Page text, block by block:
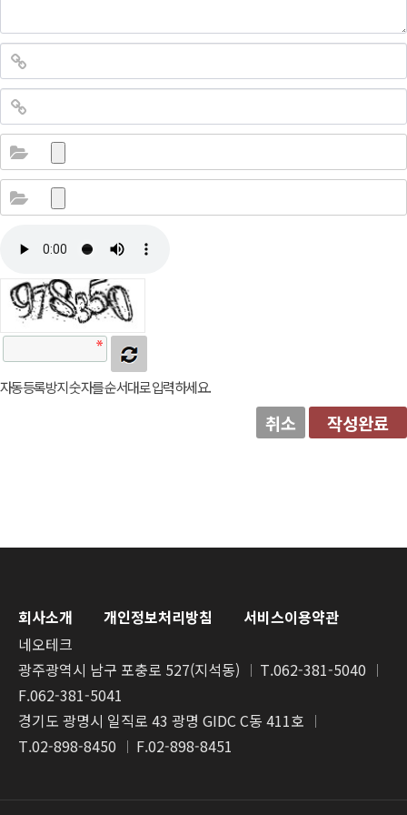
자동등록방지 숫자를 순서대로 입력하세요.
취소 작성완료
회사소개 개인정보처리방침
서비스이용약관
네오테크
광주광역시 남구 포충로 527(지석동)
T.062-381-5040
F.062-381-5041
경기도 광명시 일직로 43 광명 GIDC C동 411호
T.02-898-8450
F.02-898-8451